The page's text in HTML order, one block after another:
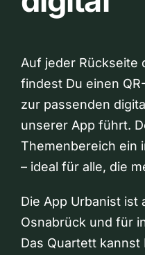
Auf jeder Rückseite
findest Du einen
zur passenden
unserer App führt.
Themenbereich ein
– ideal für alle, die
Die App Urbanist ist
Osnabrück und für
Das Quartett kannst